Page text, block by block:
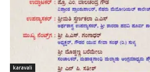
karavali